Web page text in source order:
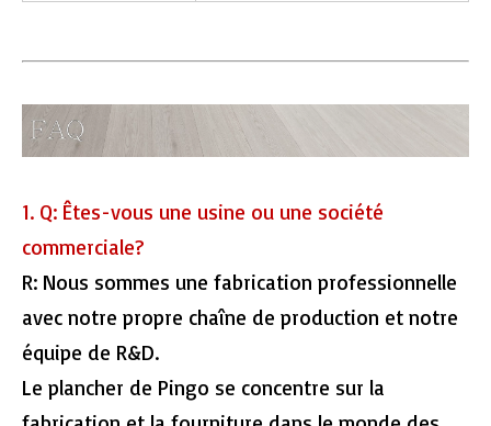
1. Q: Êtes-vous une usine ou une société
commerciale?
R: Nous sommes une fabrication professionnelle
avec notre propre chaîne de production et notre
équipe de R&D.
Le plancher de Pingo se concentre sur la